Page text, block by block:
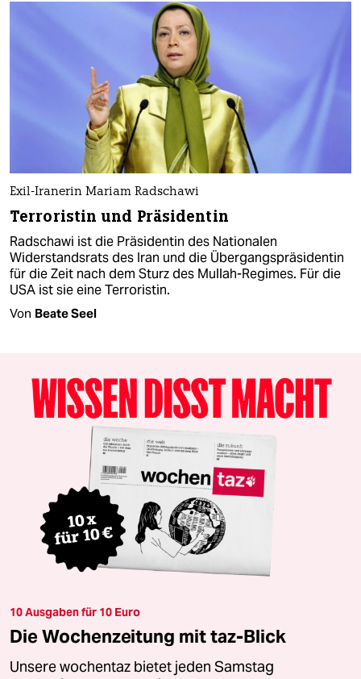
Exil-Iranerin Mariam Radschawi
Terroristin und Präsidentin
Radschawi ist die Präsidentin des Nationalen
Widerstandsrats des Iran und die Übergangspräsidentin
für die Zeit nach dem Sturz des Mullah-Regimes. Für die
USA ist sie eine Terroristin.
Von Beate Seel
10 Ausgaben für 10 Euro
Die Wochenzeitung mit taz-Blick
Unsere wochentaz bietet jeden Samstag